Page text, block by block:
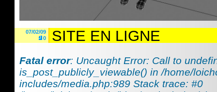
07/02/09
0
SITE EN LIGNE
Fatal error: Uncaught Error: Call to
is_post_publicly_viewable() in /home/
includes/media.php:989 Stack trace: #0